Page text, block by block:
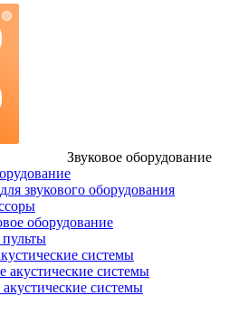
Звуковое оборудование
звукового оборудования
оборудование
системы
акустические системы
системы